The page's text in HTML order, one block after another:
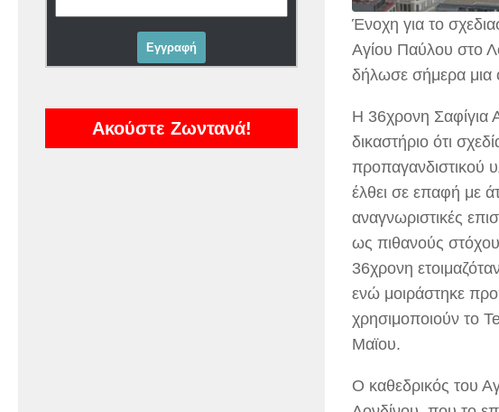
Ένοχη για το
Αγίου Παύλου στο
δήλωσε σήμερα μια
H 36χρονη Σαφίγια
δικαστήριο ότι
προπαγανδιστικού
έλθει σε επαφή με
αναγνωριστικές
ως πιθανούς
36χρονη
ενώ μοιράστηκε
χρησιμοποιούν το
Μαϊου.
O καθεδρικός του
Ακούστε Ζωντανά!